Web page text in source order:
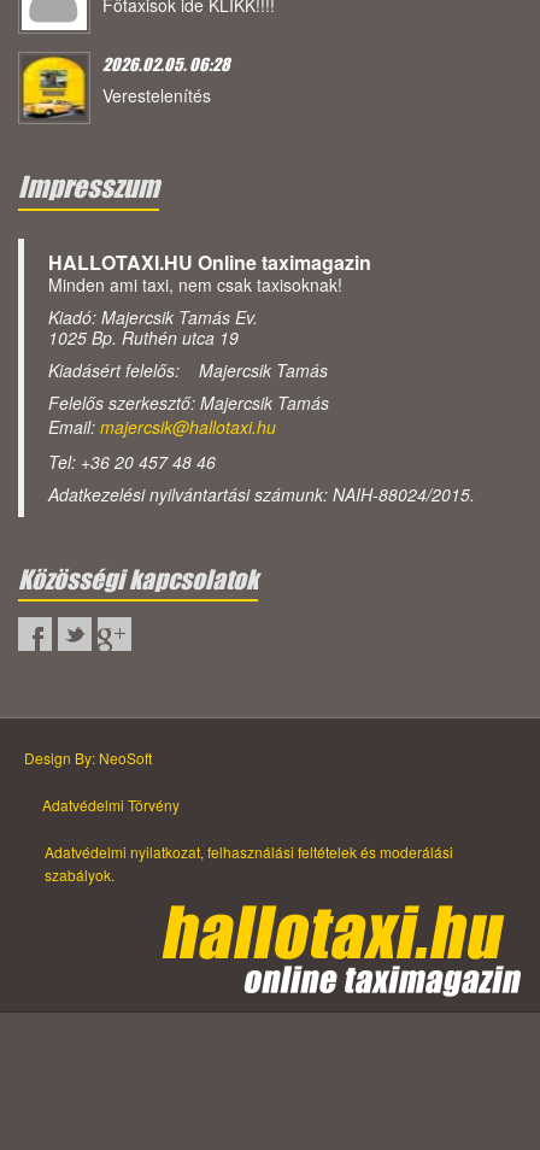
Főtaxisok ide KLIKK!!!!
2026.02.05. 06:28
Verestelenítés
Impresszum
HALLOTAXI.HU Online taximagazin
Minden ami taxi, nem csak taxisoknak!
Kiadó: Majercsik Tamás Ev.
1025 Bp. Ruthén utca 19
Kiadásért felelős: Majercsik Tamás
Felelős szerkesztő: Majercsik Tamás
Email: majercsik@hallotaxi.hu
Tel: +36 20 457 48 46
Adatkezelési nyilvántartási számunk: NAIH-88024/2015.
Közösségi kapcsolatok
Design By: NeoSoft
Adatvédelmi Törvény
Adatvédelmi nyilatkozat, felhasználási feltételek és moderálási
szabályok.